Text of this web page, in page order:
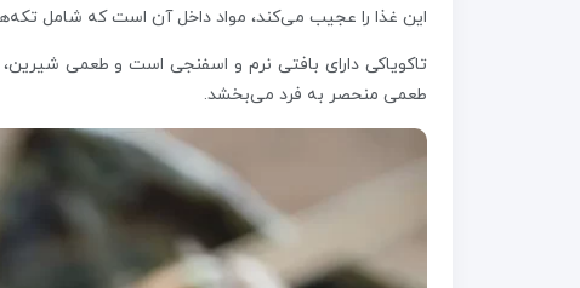
این غذا را عجیب می‌کند، مواد داخل آن است که شامل
تاکویاکی دارای بافتی نرم و اسفنجی است و طعمی
طعمی منحصر به فرد می‌بخشد.